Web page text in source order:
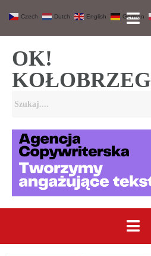
OK!
KOŁOBRZEG
Czech Dutch English German